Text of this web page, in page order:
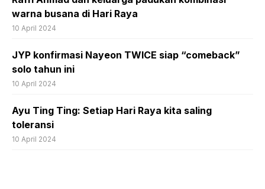
warna busana di Hari Raya
10 April 2024
JYP konfirmasi Nayeon TWICE siap “comeback”
solo tahun ini
10 April 2024
Ayu Ting Ting: Setiap Hari Raya kita saling
toleransi
10 April 2024